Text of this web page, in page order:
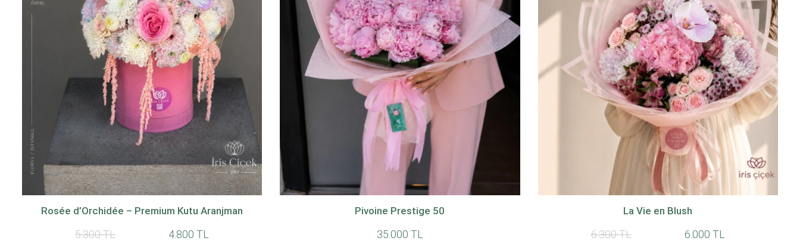
Rosée d’Orchidée – Premium Kutu Aranjman
5.300 TL 4.800 TL
Pivoine Prestige 50
35.000 TL
La Vie en Blush
6.300 TL 6.000 TL